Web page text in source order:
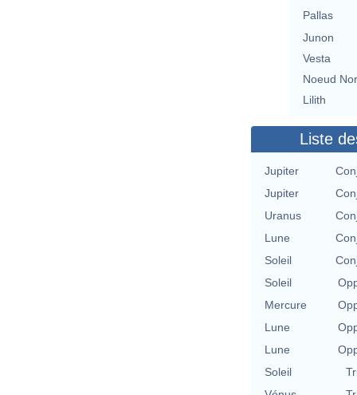
Pallas
Junon
Vesta
Noeud
Lilith
Liste
Jupiter
Jupiter
Uranus
Lune
Soleil
Soleil
Mercure
Lune
Lune
Soleil